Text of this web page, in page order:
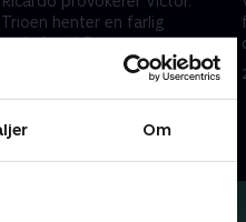
Om
Trioen henter en farlig
narkolast i Genova
20. september 2022 • 55 min